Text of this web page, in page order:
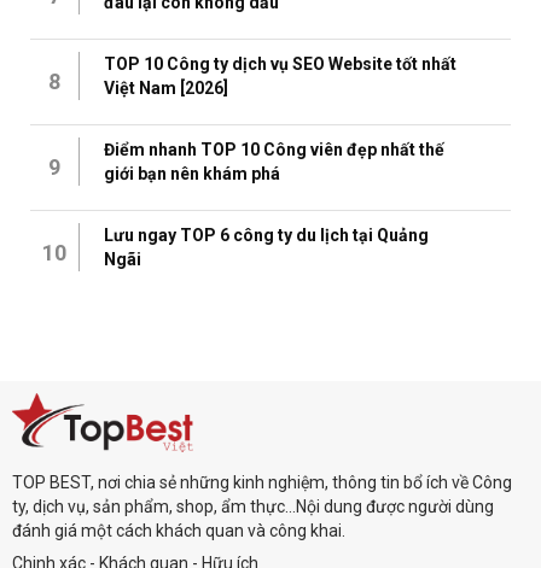
8
TOP 10 Công ty dịch vụ SEO Website tốt nhất
Việt Nam [2026]
9
Điểm nhanh TOP 10 Công viên đẹp nhất thế
giới bạn nên khám phá
10
Lưu ngay TOP 6 công ty du lịch tại Quảng
Ngãi
TOP BEST, nơi chia sẻ những kinh nghiệm, thông tin bổ ích về Công
ty, dịch vụ, sản phẩm, shop, ẩm thực...Nội dung được người dùng
đánh giá một cách khách quan và công khai.
Chinh xác - Khách quan - Hữu ích